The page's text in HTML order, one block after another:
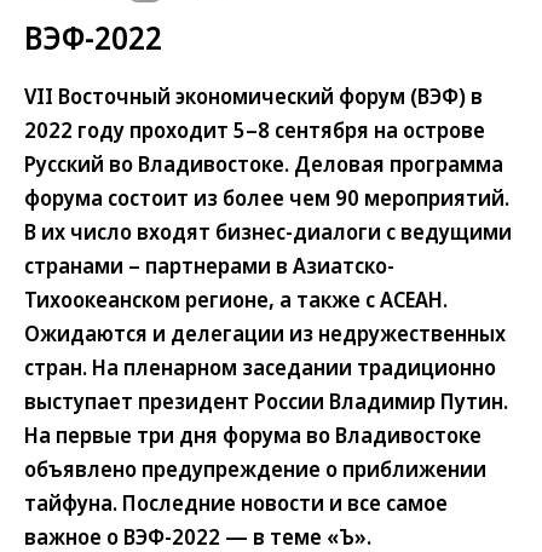
ВЭФ-2022
VII Восточный экономический форум (ВЭФ) в
2022 году проходит 5–8 сентября на острове
Русский во Владивостоке. Деловая программа
форума состоит из более чем 90 мероприятий.
В их число входят бизнес-диалоги с ведущими
странами – партнерами в Азиатско-
Тихоокеанском регионе, а также с АСЕАН.
Ожидаются и делегации из недружественных
стран. На пленарном заседании традиционно
выступает президент России Владимир Путин.
На первые три дня форума во Владивостоке
объявлено предупреждение о приближении
тайфуна. Последние новости и все самое
важное о ВЭФ-2022 — в теме «Ъ».